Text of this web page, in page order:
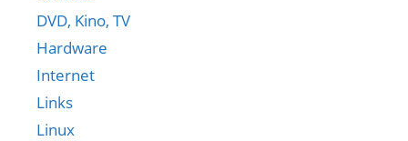
DVD, Kino, TV
Hardware
Internet
Links
Linux